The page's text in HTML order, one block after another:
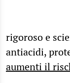
rigoroso e
antiacidi,
aumenti il